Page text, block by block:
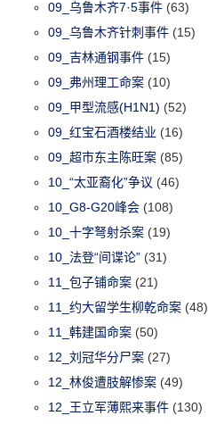
09_乌鲁木齐7·5事件 (63)
09_乌鲁木齐针刺事件 (15)
09_吉林通钢事件 (15)
09_弗州理工命案 (10)
09_甲型流感(H1N1) (52)
09_红宝石酒楼结业 (16)
09_超市东主陈旺案 (85)
10_“太亚裔化”争议 (46)
10_G8-G20峰会 (108)
10_十字弩射杀案 (19)
10_法登“间谍论” (31)
11_包子铺命案 (21)
11_约大留学生柳乾命案 (48)
11_韩建国命案 (50)
12_刘冠华分尸案 (27)
12_林俊遭肢解惨案 (49)
12_王立军薄熙来事件 (130)